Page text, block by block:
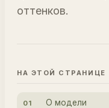
оттенков.
НА ЭТОЙ СТРАНИЦЕ
01 О модели